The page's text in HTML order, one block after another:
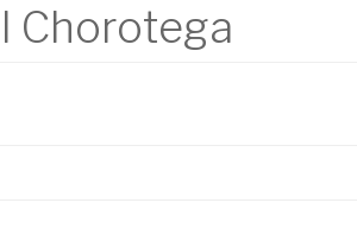
Chorotega